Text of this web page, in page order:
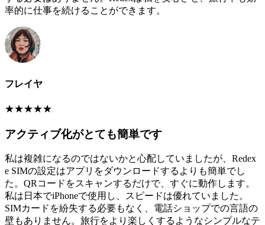
率的に仕事を続けることができます。
フレイヤ
★★★★★
アクティブ化がとても簡単です
私は複雑になるのではないかと心配していましたが、Redex
e SIMの設定はアプリをダウンロードするよりも簡単でし
た。QRコードをスキャンするだけで、すぐに動作します。
私は日本でiPhoneで使用し、スピードは優れていました。
SIMカードを紛失する必要もなく、電話ショップでの言語の
壁もありません。旅行をより楽しくするようなシンプルなテ